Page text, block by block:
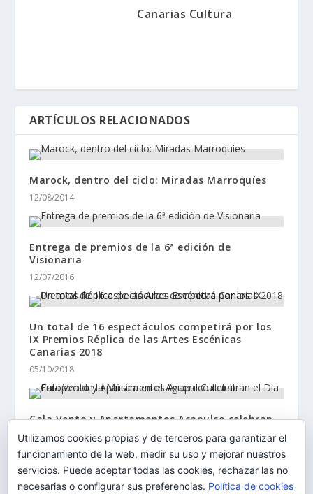
Canarias Cultura
ARTÍCULOS RELACIONADOS
Marock, dentro del ciclo: Miradas Marroquíes
12/08/2014
Entrega de premios de la 6ª edición de
Visionaria
12/07/2016
Un total de 16 espectáculos competirá por los
IX Premios Réplica de las Artes Escénicas
Canarias 2018
05/10/2018
Cala Vento y Apartamentos Acapulco celebran
el Día Europeo de la Música en el Aguere
Cultural
16/05/2019
Utilizamos cookies propias y de terceros para garantizar el
funcionamiento de la web, medir su uso y mejorar nuestros
servicios. Puede aceptar todas las cookies, rechazar las no
necesarias o configurar sus preferencias. Política de cookies